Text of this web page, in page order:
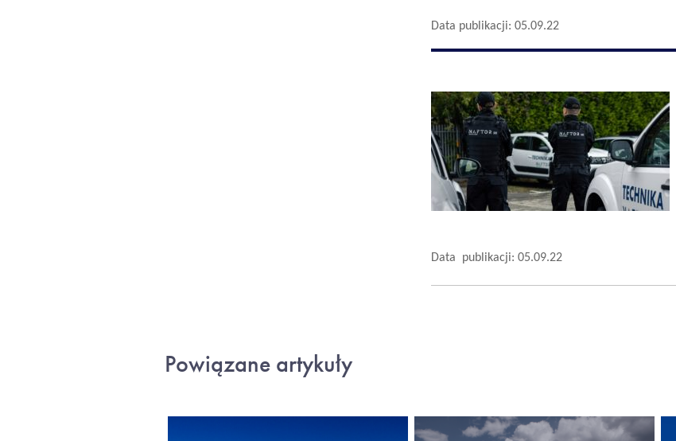
Data publikacji: 05.09.22
Data publikacji: 05.09.22
Powiązane artykuły